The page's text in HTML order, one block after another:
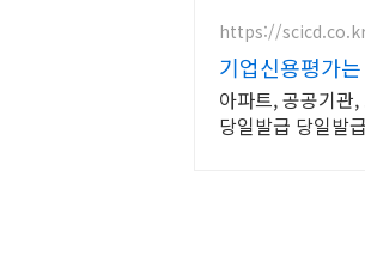
https://
기업신용평가
아파트, 공공기관
당일발급 당일발